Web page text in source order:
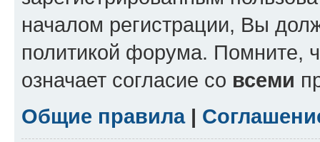
началом регистрации, Вы
политикой форума. Помните,
означает согласие со всеми
Общие правила|